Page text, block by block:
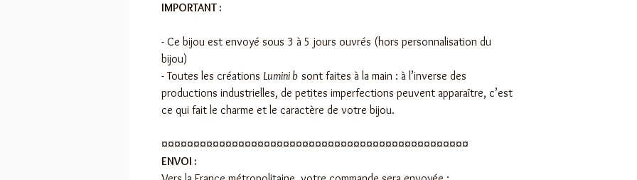
IMPORTANT :
- Ce bijou est envoyé sous 3 à 5 jours ouvrés (hors personnalisation du
bijou)
- Toutes les créations Lumini b sont faites à la main : à l’inverse des
productions industrielles, de petites imperfections peuvent apparaître, c’est
ce qui fait le charme et le caractère de votre bijou.
¤¤¤¤¤¤¤¤¤¤¤¤¤¤¤¤¤¤¤¤¤¤¤¤¤¤¤¤¤¤¤¤¤¤¤¤¤¤¤¤¤¤¤¤¤¤¤¤
ENVOI :